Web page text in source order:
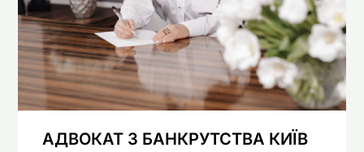
АДВОКАТ З БАНКРУТСТВА КИЇВ